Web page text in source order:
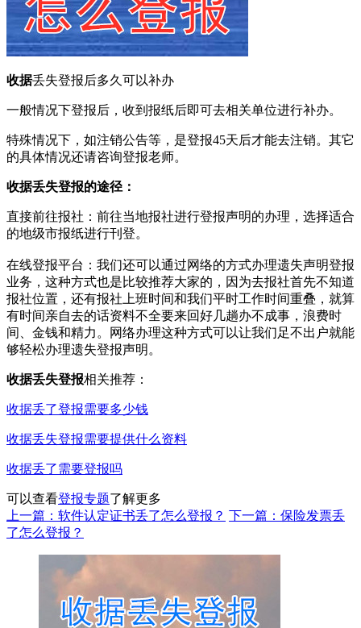
收据丢失登报后多久可以补办
一般情况下登报后，收到报纸后即可去相关单位进行补办。
特殊情况下，如注销公告等，是登报45天后才能去注销。其它
的具体情况还请咨询登报老师。
收据丢失登报的途径：‌
直接前往报社‌：‌前往当地报社进行登报声明的办理，‌选择适合
的地级市报纸进行刊登。‌
在线登报平台‌：‌我们还可以通过网络的方式办理遗失声明登报
业务，这种方式也是比较推荐大家的，因为去报社首先不知道
报社位置，还有报社上班时间和我们平时工作时间重叠，就算
有时间亲自去的话资料不全要来回好几趟办不成事，浪费时
间、金钱和精力。网络办理这种方式可以让我们足不出户就能
够轻松办理遗失登报声明。
收据丢失登报相关推荐：
收据丢了登报需要多少钱
收据丢失登报需要提供什么资料
收据丢了需要登报吗
可以查看登报专题了解更多
上一篇：软件认定证书丢了怎么登报？ 下一篇：保险发票丢
了怎么登报？